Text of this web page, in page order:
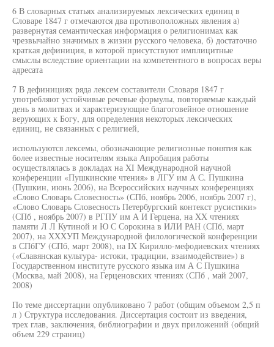
6 В словарных статьях анализируемых лексических единиц в
Словаре 1847 г отмечаются два противоположных явления а)
развернутая семантическая информация о религионимах как
чрезвычайно значимых в жизни русского человека, б) достаточно
краткая дефиниция, в которой присутствуют имплицитные
смыслы вследствие ориентации на компетентного в вопросах веры
адресата
7 В дефинициях ряда лексем составители Словаря 1847 г
употребляют устойчивые речевые формулы, повторяемые каждый
день в молитвах и характеризующие благоговейное отношение
верующих к Богу, для определения некоторых лексических
единиц, не связанных с религией,
используются лексемы, обозначающие религиозные понятия как
более известные носителям языка Апробация работы
осуществлялась в докладах на XI Международной научной
конференции «Пушкинские чтения» в ЛГУ им А С. Пушкина
(Пушкин, июнь 2006), на Всероссийских научных конференциях
«Слово Словарь Словесность» (СПб, ноябрь 2006, ноябрь 2007 г),
«Слово Словарь Словесность Петербургский контекст русистики»
(СПб , ноябрь 2007) в РГПУ им А И Герцена, на XX чтениях
памяти Л Л Кутиной и Ю С Сорокина в ИЛИ РАН (СПб, март
2007), на ХХХУП Международной филологической конференции
в СПбГУ (СПб, март 2008), на IX Кирилло-мефодиевских чтениях
(«Славянская культура- истоки, традиции, взаимодействие») в
Государственном институте русского языка им А С Пушкина
(Москва, май 2008), на Герценовских чтениях (СПб , май 2007,
2008)
По теме диссертации опубликовано 7 работ (общим объемом 2,5 п
л ) Структура исследования. Диссертация состоит из введения,
трех глав, заключения, библиографии и двух приложений (общий
объем 229 страниц)